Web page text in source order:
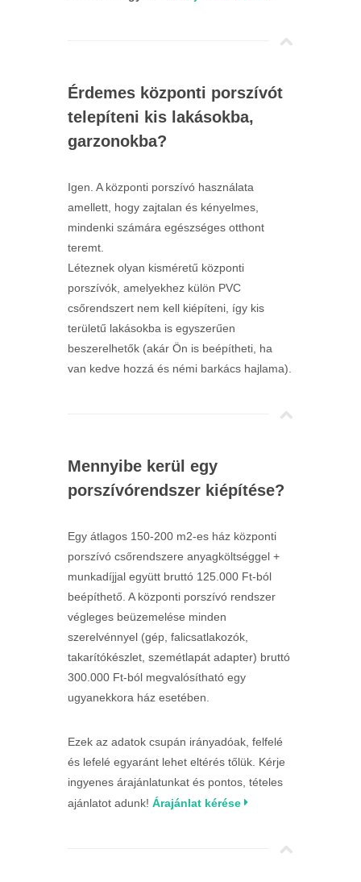
Érdemes központi porszívót
telepíteni kis lakásokba,
garzonokba?
Igen. A központi porszívó használata
amellett, hogy zajtalan és kényelmes,
mindenki számára egészséges otthont
teremt.
Léteznek olyan kisméretű központi
porszívók, amelyekhez külön PVC
csőrendszert nem kell kiépíteni, így kis
területű lakásokba is egyszerűen
beszerelhetők (akár Ön is beépítheti, ha
van kedve hozzá és némi barkács hajlama).
Mennyibe kerül egy
porszívórendszer kiépítése?
Egy átlagos 150-200 m2-es ház központi
porszívó csőrendszere anyagköltséggel +
munkadíjjal együtt bruttó 125.000 Ft-ból
beépíthető. A központi porszívó rendszer
végleges beüzemelése minden
szerelvénnyel (gép, falicsatlakozók,
takarítókészlet, szemétlapát adapter) bruttó
300.000 Ft-ból megvalósítható egy
ugyanekkora ház esetében.
Ezek az adatok csupán irányadóak, felfelé
és lefelé egyaránt lehet eltérés tőlük. Kérje
ingyenes árajánlatunkat és pontos, tételes
ajánlatot adunk! Árajánlat kérése